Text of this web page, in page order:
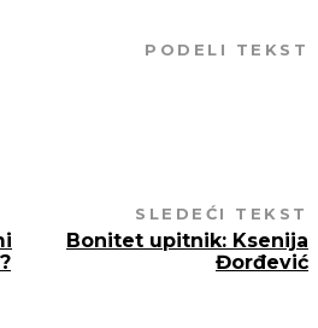
PODELI TEKST
SLEDEĆI TEKST
Bonitet upitnik: Ksenija
Đorđević